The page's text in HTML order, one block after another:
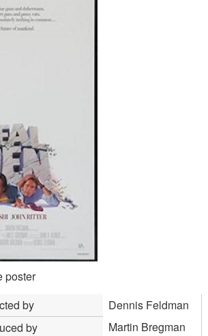
poster
by
Dennis Feldman
by
Martin Bregman